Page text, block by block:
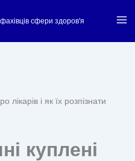
фахівців сфери здоров'я
лікарів і як їх розпізнати
куплені